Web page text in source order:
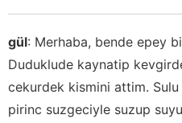
gül: Merhaba, bende epey
Duduklude kaynatip
cekurdek kismini attim.
pirinc suzgeciyle suzup